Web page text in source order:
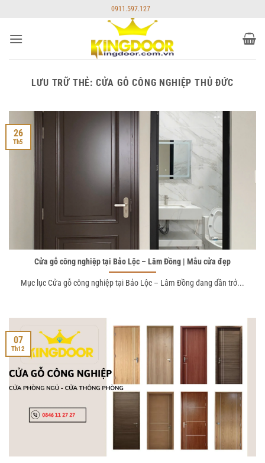
nội
0911.597.127
LƯU TRỮ THẺ: CỬA GỖ CÔNG NGHIỆP THỦ ĐỨC
Cửa gỗ công nghiệp tại Bảo Lộc – Lâm Đồng | Mẫu cửa đẹp
Mục lục Cửa gỗ công nghiệp tại Bảo Lộc – Lâm Đồng đang dần trở...
26
Th5
07
Th12